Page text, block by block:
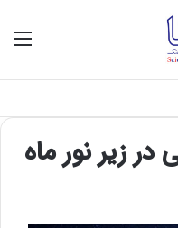
زیر نور ماه